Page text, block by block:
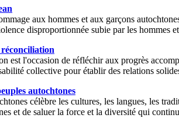
aux hommes et aux garçons
disproportionnée subie par les hommes
est l'occasion de réfléchir aux progrès
collective pour établir des relations
autochtones
célèbre les cultures, les langues, les
et de saluer la force et la diversité qui